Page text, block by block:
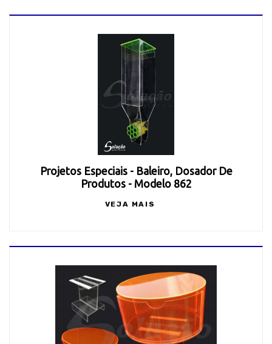
Projetos Especiais - Baleiro, Dosador De
Produtos - Modelo 862
VEJA MAIS